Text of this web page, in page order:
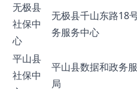
无极县
社保中
心
无极县千山东路18
务服务中心
平山县
社保中
平山县数据和政务
局